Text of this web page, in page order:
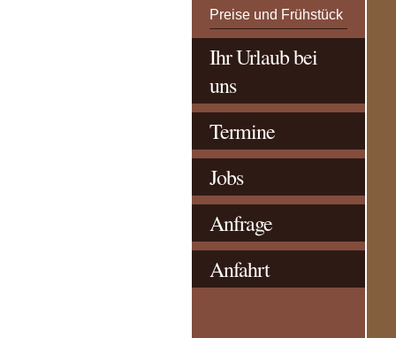
Preise und Frühstück
Ihr Urlaub bei
uns
Termine
Jobs
Anfrage
Anfahrt